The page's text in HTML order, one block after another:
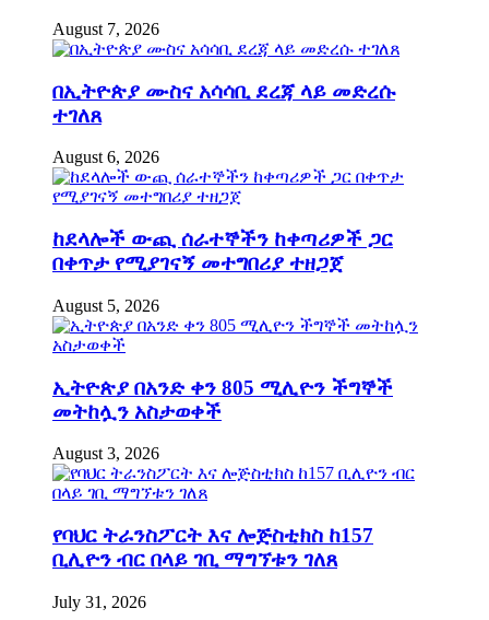
August 7, 2026
በኢትዮጵያ ሙስና አሳሳቢ ደረጃ ላይ መድረሱ
ተገለጸ
August 6, 2026
ከደላሎች ውጪ ሰራተኞችን ከቀጣሪዎች ጋር
በቀጥታ የሚያገናኝ መተግበሪያ ተዘጋጀ
August 5, 2026
ኢትዮጵያ በአንድ ቀን 805 ሚሊዮን ችግኞች
መትከሏን አስታወቀች
August 3, 2026
የባህር ትራንስፖርት እና ሎጅስቲክስ ከ157
ቢሊዮን ብር በላይ ገቢ ማግኘቱን ገለጸ
July 31, 2026